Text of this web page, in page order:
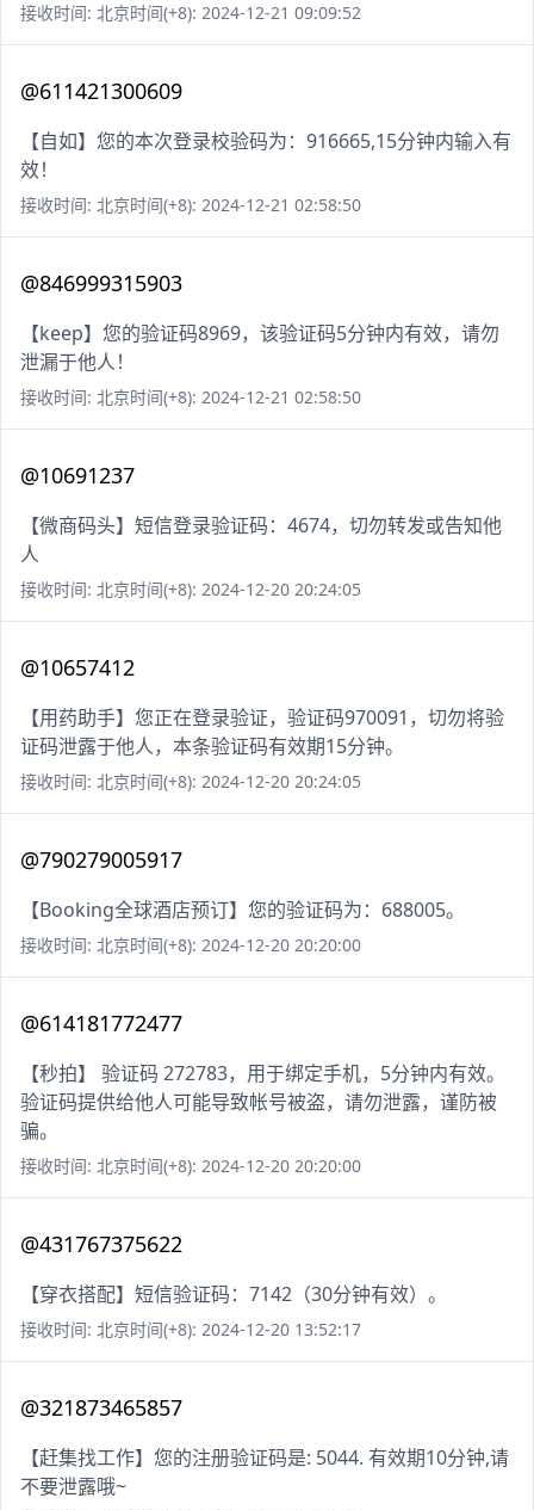
接收时间: 北京时间(+8): 2024-12-21 09:09:52
@611421300609
【自如】您的本次登录校验码为：916665,15分钟内输入有
效！
接收时间: 北京时间(+8): 2024-12-21 02:58:50
@846999315903
【keep】您的验证码8969，该验证码5分钟内有效，请勿
泄漏于他人！
接收时间: 北京时间(+8): 2024-12-21 02:58:50
@10691237
【微商码头】短信登录验证码：4674，切勿转发或告知他
人
接收时间: 北京时间(+8): 2024-12-20 20:24:05
@10657412
【用药助手】您正在登录验证，验证码970091，切勿将验
证码泄露于他人，本条验证码有效期15分钟。
接收时间: 北京时间(+8): 2024-12-20 20:24:05
@790279005917
【Booking全球酒店预订】您的验证码为：688005。
接收时间: 北京时间(+8): 2024-12-20 20:20:00
@614181772477
【秒拍】 验证码 272783，用于绑定手机，5分钟内有效。
验证码提供给他人可能导致帐号被盗，请勿泄露，谨防被
骗。
接收时间: 北京时间(+8): 2024-12-20 20:20:00
@431767375622
【穿衣搭配】短信验证码：7142（30分钟有效）。
接收时间: 北京时间(+8): 2024-12-20 13:52:17
@321873465857
【赶集找工作】您的注册验证码是: 5044. 有效期10分钟,请
不要泄露哦~